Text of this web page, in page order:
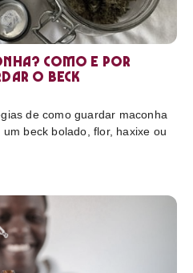
Como e por
o beck
de como guardar maconha
beck bolado, flor, haxixe ou